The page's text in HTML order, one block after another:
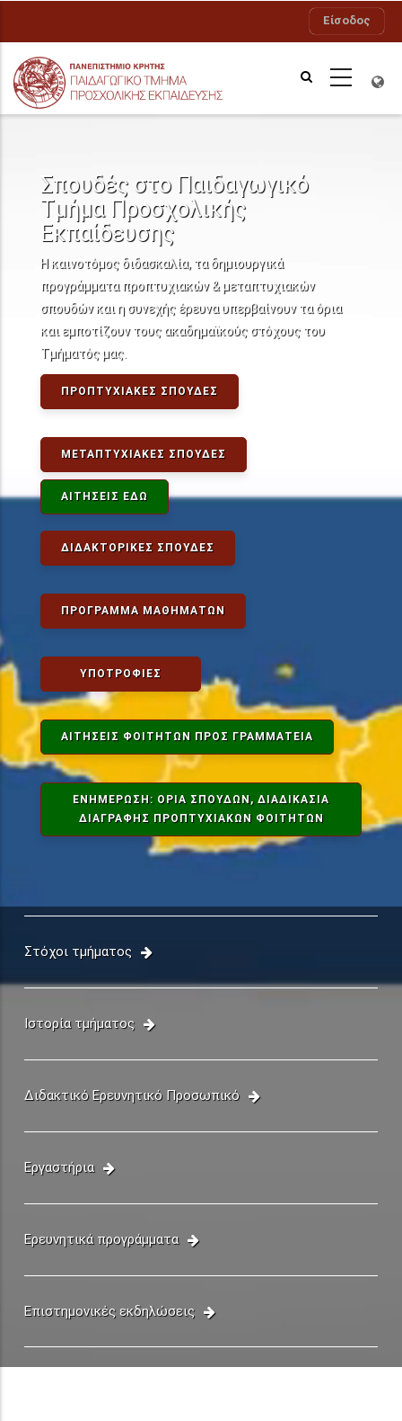
κυρίως
περιεχόμενο
Είσοδος
Σπουδές στο Παιδαγωγικό
Τμήμα Προσχολικής
Εκπαίδευσης
Η καινοτόμος διδασκαλία, τα δημιουργικά
προγράμματα προπτυχιακών & μεταπτυχιακών
σπουδών και η συνεχής έρευνα υπερβαίνουν τα όρια
και εμποτίζουν τους ακαδημαϊκούς στόχους του
Τμήματός μας.
ΠΡΟΠΤΥΧΙΑΚΈΣ ΣΠΟΥΔΈΣ
ΜΕΤΑΠΤΥΧΙΑΚΈΣ ΣΠΟΥΔΈΣ
ΑΙΤΉΣΕΙΣ ΕΔΏ
ΔΙΔΑΚΤΟΡΙΚΈΣ ΣΠΟΥΔΈΣ
ΠΡΌΓΡΑΜΜΑ ΜΑΘΗΜΆΤΩΝ
ΥΠΟΤΡΟΦΊΕΣ
ΑΙΤΉΣΕΙΣ ΦΟΙΤΗΤΏΝ ΠΡΟΣ ΓΡΑΜΜΑΤΕΊΑ
ΕΝΗΜΕΡΩΣΗ: ΟΡΙΑ ΣΠΟΥΔΩΝ, ΔΙΑΔΙΚΑΣΊΑ
ΔΙΑΓΡΑΦΗΣ ΠΡΟΠΤΥΧΙΑΚΏΝ ΦΟΙΤΗΤΏΝ
Στόχοι τμήματος
Ιστορία τμήματος
Διδακτικό Ερευνητικό Προσωπικό
Εργαστήρια
Ερευνητικά προγράμματα
Επιστημονικές εκδηλώσεις